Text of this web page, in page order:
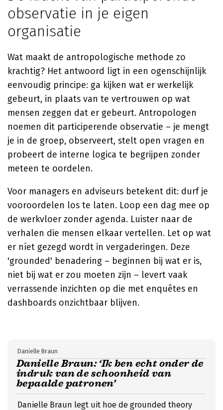
observatie in je eigen
organisatie
Wat maakt de antropologische methode zo
krachtig? Het antwoord ligt in een ogenschijnlijk
eenvoudig principe: ga kijken wat er werkelijk
gebeurt, in plaats van te vertrouwen op wat
mensen zeggen dat er gebeurt. Antropologen
noemen dit participerende observatie – je mengt
je in de groep, observeert, stelt open vragen en
probeert de interne logica te begrijpen zonder
meteen te oordelen.
Voor managers en adviseurs betekent dit: durf je
vooroordelen los te laten. Loop een dag mee op
de werkvloer zonder agenda. Luister naar de
verhalen die mensen elkaar vertellen. Let op wat
er níet gezegd wordt in vergaderingen. Deze
'grounded' benadering – beginnen bij wat er is,
niet bij wat er zou moeten zijn – levert vaak
verrassende inzichten op die met enquêtes en
dashboards onzichtbaar blijven.
Danielle Braun: ‘Ik ben echt onder de
indruk van de schoonheid van
bepaalde patronen’
Danielle Braun
Danielle Braun legt uit hoe de grounded theory